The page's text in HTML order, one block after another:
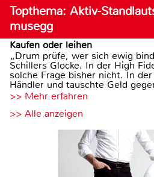
Topthema: Aktiv-
musegg
Kaufen oder leihen
„Drum prüfe, wer sich ewig
Schillers Glocke. In der High
solche Frage bisher nicht. In
Händler und tauschte Geld
>> Mehr erfahren
>> Alle anzeigen